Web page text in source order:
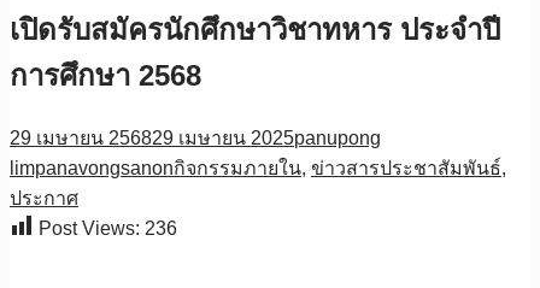
เปิดรับสมัครนักศึกษาวิชาทหาร ประจำปี
การศึกษา 2568
29 เมษายน 256829 เมษายน 2025panupong
limpanavongsanonกิจกรรมภายใน, ข่าวสารประชาสัมพันธ์,
ประกาศ
Post Views: 236